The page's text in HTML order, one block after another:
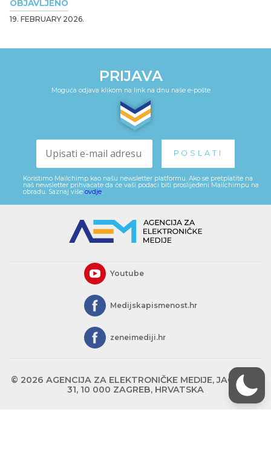
OBJAVLJENO
19. FEBRUARY 2026.
PRIJAVA
Moguća odjava klikom na link na dnu naše e-pošte
Koristimo Mailchimp kao našu newsletter platformu. Ako se pretplatite na
naš newsletter prihvaćate da će vaši podaci biti proslijeđeni Mailchimpu na
obradu. Saznaj više ovdje
Youtube
Medijskapismenost.hr
zeneimediji.hr
© 2026 AGENCIJA ZA ELEKTRONIČKE MEDIJE, JAGIĆEVA
31, 10 000 ZAGREB, HRVATSKA